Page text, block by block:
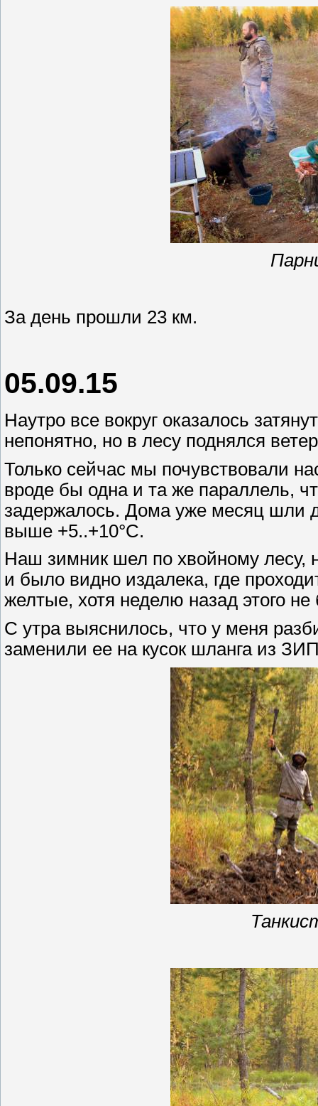
За день прошли 23 км.
05.09.15
Наутро все вокруг оказалось
непонятно, но в лесу поднялся
Только сейчас мы почувствовали
вроде бы одна и та же параллель,
задержалось. Дома уже месяц шли
выше +5..+10°С.
Наш зимник шел по хвойному лесу,
и было видно издалека, где
желтые, хотя неделю назад этого
С утра выяснилось, что у меня
заменили ее на кусок шланга из